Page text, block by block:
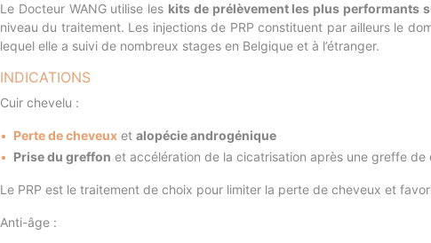
Le Docteur WANG utilise les kits de prélèvement les plus performants
niveau du traitement. Les injections de PRP constituent par ailleurs le
lequel elle a suivi de nombreux stages en Belgique et à l’étranger.
INDICATIONS
Cuir chevelu :
Perte de cheveux et alopécie androgénique
Prise du greffon et accélération de la cicatrisation après une greffe de
Le PRP est le traitement de choix pour limiter la perte de cheveux et
Anti-âge :